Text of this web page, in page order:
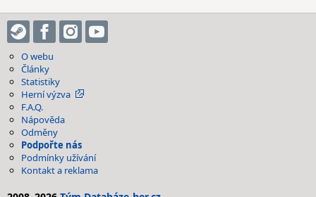
O webu
Články
Statistiky
Herní výzva
F.A.Q.
Nápověda
Odměny
Podpořte nás
Podmínky užívání
Kontakt a reklama